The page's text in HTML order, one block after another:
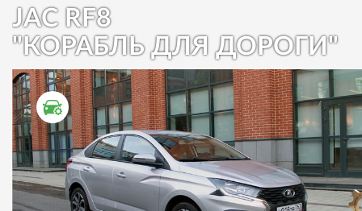
JAC RF8
"КОРАБЛЬ ДЛЯ ДОРОГИ"
ТЕСТ ДРАЙВ